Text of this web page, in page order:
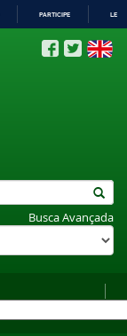
PARTICIPE
Busca Avançada